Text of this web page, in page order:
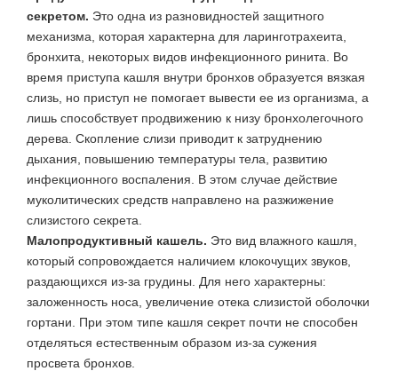
секретом. Это одна из разновидностей защитного
механизма, которая характерна для ларинготрахеита,
бронхита, некоторых видов инфекционного ринита. Во
время приступа кашля внутри бронхов образуется вязкая
слизь, но приступ не помогает вывести ее из организма, а
лишь способствует продвижению к низу бронхолегочного
дерева. Скопление слизи приводит к затруднению
дыхания, повышению температуры тела, развитию
инфекционного воспаления. В этом случае действие
муколитических средств направлено на разжижение
слизистого секрета.
Малопродуктивный кашель. Это вид влажного кашля,
который сопровождается наличием клокочущих звуков,
раздающихся из-за грудины. Для него характерны:
заложенность носа, увеличение отека слизистой оболочки
гортани. При этом типе кашля секрет почти не способен
отделяться естественным образом из-за сужения
просвета бронхов.